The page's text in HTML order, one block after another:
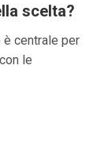
scelta?
centrale per
le